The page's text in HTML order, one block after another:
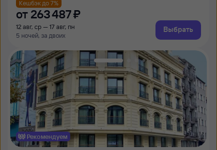
Кешбэк до 7%
от 263 ⁠487 ⁠₽
12 авг, ср — 17 авг, пн
5 ночей, за двоих
Выбрать
Рекомендуем